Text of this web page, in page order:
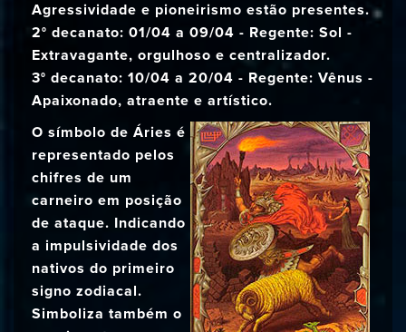
Agressividade e pioneirismo estão presentes.
2° decanato: 01/04 a 09/04 - Regente: Sol -
Extravagante, orgulhoso e centralizador.
3° decanato: 10/04 a 20/04 - Regente: Vênus -
Apaixonado, atraente e artístico.
O símbolo de Áries é
representado pelos
chifres de um
carneiro em posição
de ataque. Indicando
a impulsividade dos
nativos do primeiro
signo zodiacal.
Simboliza também o